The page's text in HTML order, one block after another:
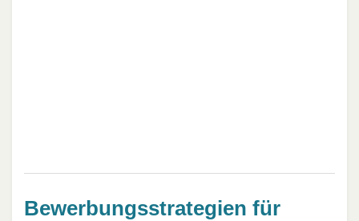
Bewerbungsstrategien für